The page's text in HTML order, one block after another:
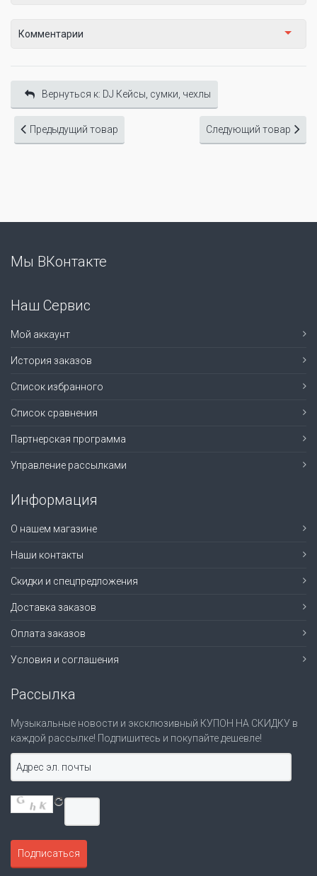
Комментарии
Вернуться к: DJ Кейсы, сумки, чехлы
Предыдущий товар Следующий товар
Мы ВКонтакте
Наш Сервис
Мой аккаунт
История заказов
Список избранного
Список сравнения
Партнерская программа
Управление рассылками
Информация
О нашем магазине
Наши контакты
Скидки и спецпредложения
Доставка заказов
Оплата заказов
Условия и соглашения
Рассылка
Музыкальные новости и эксклюзивный КУПОН НА СКИДКУ в
каждой рассылке! Подпишитесь и покупайте дешевле!